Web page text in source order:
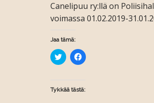
Canelipuu ry:llä on
voimassa 01.02.2019-
Jaa tämä:
a
i
t
a
c
e
Tykkää tästä: